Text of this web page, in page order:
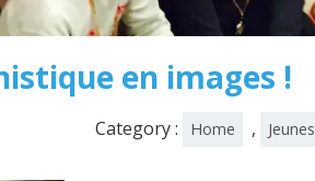
en images !
Category : Home , Jeunes